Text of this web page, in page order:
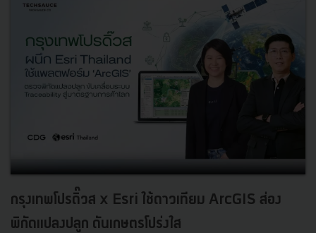
กรุงเทพโปรดิ๊วส x Esri ใช้ดาวเทียม ArcGIS ส่อง
พิกัดแปลงปลูก ดันเกษตรโปร่งใส